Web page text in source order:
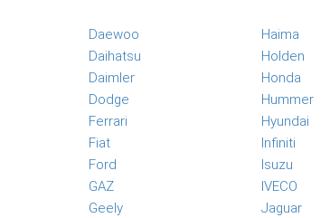
Daewoo
Daihatsu
Daimler
Dodge
Ferrari
Fiat
Ford
GAZ
Geely
Haima
Holden
Honda
Hummer
Hyundai
Infiniti
Isuzu
IVECO
Jaguar